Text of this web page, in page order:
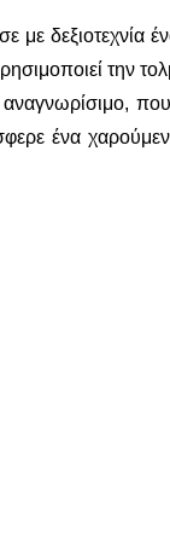
δεξιοτεχνία
την
ένα